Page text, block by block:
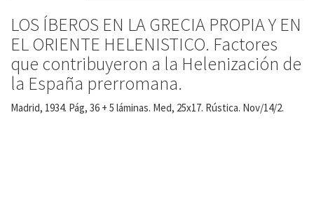
LOS ÍBEROS EN LA GRECIA PROPIA Y EN
EL ORIENTE HELENISTICO. Factores
que contribuyeron a la Helenización de
la España prerromana.
Madrid, 1934. Pág, 36 + 5 láminas. Med, 25x17. Rústica. Nov/14/2.